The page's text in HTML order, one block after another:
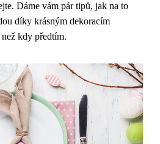
Dáme vám pár tipů, jak na to
díky krásným dekoracím
kdy předtím.